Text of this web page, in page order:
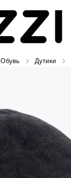
Обувь Дутики